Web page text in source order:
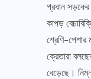
প্রধান
কাপড়
শ্রেণি-
ক্রেতারা
বেড়েছে।